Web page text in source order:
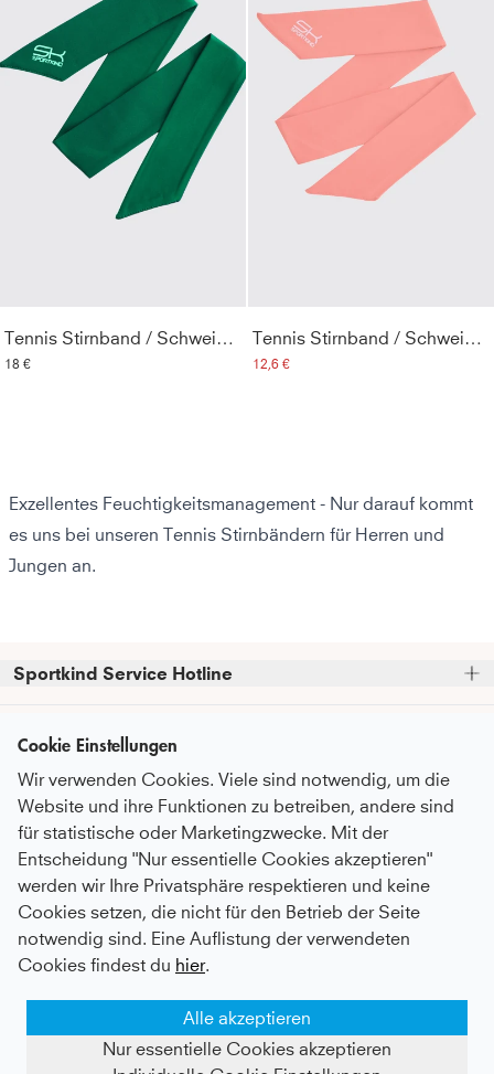
Tennis Stirnband / Schweißband, tannengrün
18 €
Tennis Stirnband / Schweißband, apricot
12,6 €
Exzellentes Feuchtigkeitsmanagement - Nur darauf kommt
es uns bei unseren Tennis Stirnbändern für Herren und
Jungen an.
Sportkind Service Hotline
entgegennehmen können.
Telefonische Unterstützung und Beratung unter:
+49 (0)821 319 499 12
Mo - Do
9:00 - 16:00 Uhr
9:00 - 15:00 Uhr
oder auch gerne per E-Mail an
kundenservice@sportkind.de
Kundenservice
FAQ - Häufige Fragen
Serviceversprechen
Pflegeempfehlungen
Zahlung & Versand
Umtausch & Rückgabe
After Sale Service
MEMBER Programm
Informationen
Über Uns
Nachhaltigkeit
Karriere
Botschafter:in werden
Content-Creator werden
Geschenkkarten kaufen
Newsletter
Abonniere unseren Newsletter
bevor du
zum Checkout gehst
und erhalte
regelmäßige Informationen über
Als Dankeschön erhältst du einen 10%-
Gutschein für deine Bestellung*
Zahlungsmethoden
Datenschutz Widerrufsbelehrung Impressum
Cookie Einstellungen
Wir verwenden Cookies. Viele sind notwendig, um die
Website und ihre Funktionen zu betreiben, andere sind
für statistische oder Marketingzwecke. Mit der
Entscheidung "Nur essentielle Cookies akzeptieren"
werden wir Ihre Privatsphäre respektieren und keine
Cookies setzen, die nicht für den Betrieb der Seite
notwendig sind. Eine Auflistung der verwendeten
Cookies findest du hier.
Alle akzeptieren
Nur essentielle Cookies akzeptieren